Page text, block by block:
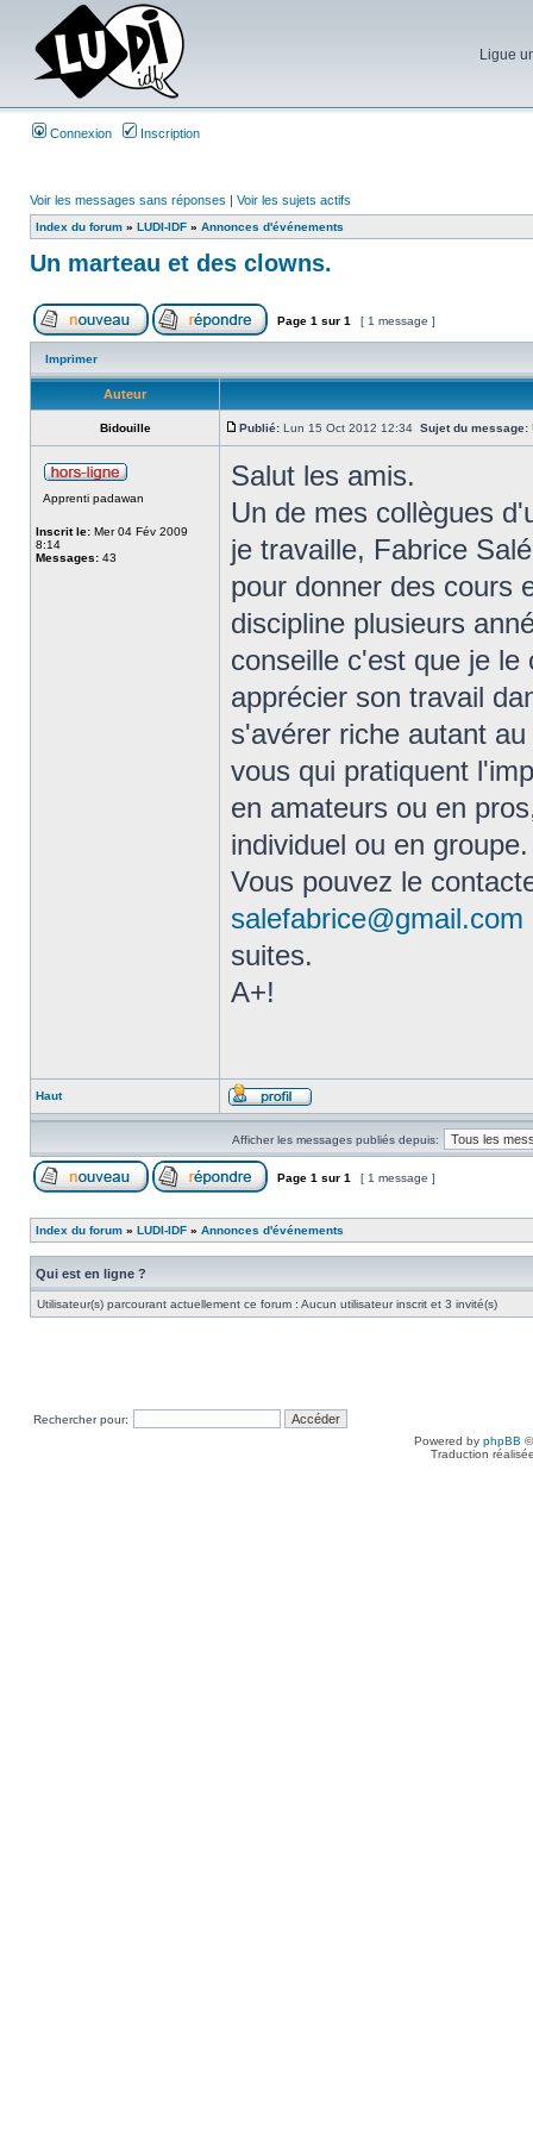
Ligue
Connexion Inscription
Voir les messages sans réponses | Voir les sujets actifs
Index du forum » LUDI-IDF » Annonces d'événements
Un marteau et des clowns.
Page 1 sur 1 [ 1 message ]
Imprimer
Auteur
Bidouille Publié: Lun 15 Oct 2012 12:34 Sujet du message:
Apprenti padawan
Inscrit le: Mer 04 Fév 2009
8:14
Messages: 43
Salut les amis.
Un de mes collègues
je travaille, Fabrice
pour donner des cours
discipline plusieurs
conseille c'est que je
apprécier son travail
s'avérer riche autant
vous qui pratiquent
en amateurs ou en
individuel ou en groupe.
Vous pouvez le
salefabrice@gmail.com
suites.
A+!
Haut
Afficher les messages publiés depuis:
Page 1 sur 1 [ 1 message ]
Index du forum » LUDI-IDF » Annonces d'événements
Qui est en ligne ?
Utilisateur(s) parcourant actuellement ce forum : Aucun utilisateur inscrit et 3 invité(s)
Rechercher pour:
Powered by phpBB
Traduction